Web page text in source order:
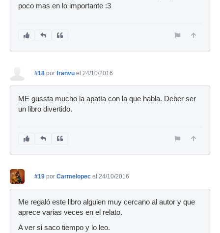
poco mas en lo importante :3
#18 por franvu el 24/10/2016
ME gussta mucho la apatía con la que habla. Deber ser
un libro divertido.
#19 por Carmelopec el 24/10/2016
Me regaló este libro alguien muy cercano al autor y que
aprece varias veces en el relato.
A ver si saco tiempo y lo leo.